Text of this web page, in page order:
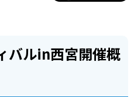
バルin西宮開催概